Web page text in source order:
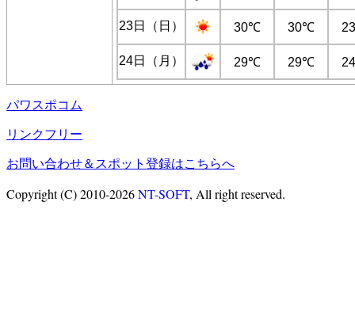
23日（日） 30℃ 30℃
24日（月） 29℃ 29℃
パワスポコム
リンクフリー
お問い合わせ＆スポット登録はこちらへ
Copyright (C) 2010-2026NT-SOFT, All right reserved.